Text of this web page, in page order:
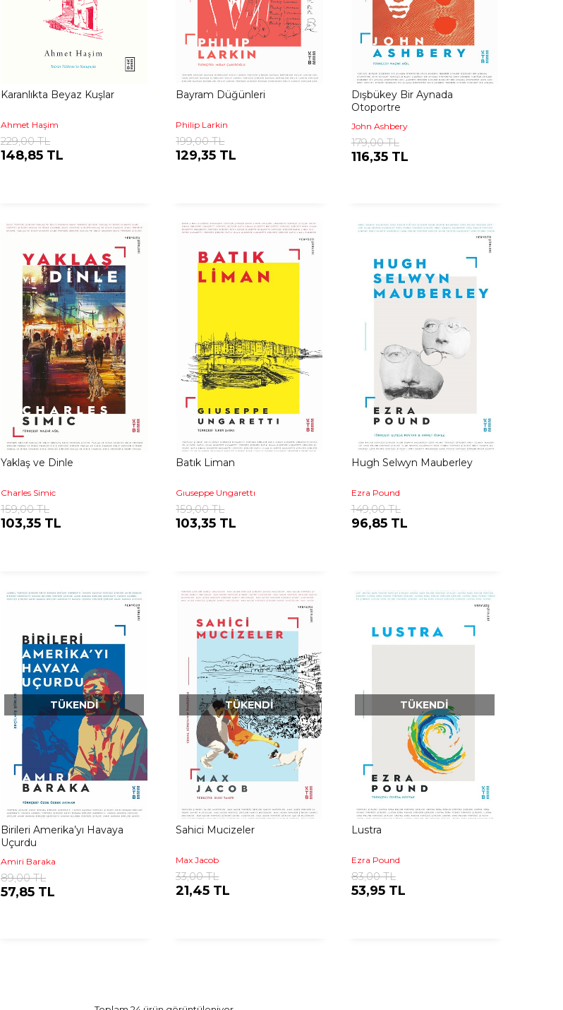
Karanlıkta Beyaz Kuşlar
Ahmet Haşim
229,00 TL
148,85 TL
Bayram Düğünleri
Philip Larkin
199,00 TL
129,35 TL
Dışbükey Bir Aynada
Otoportre
John Ashbery
179,00 TL
116,35 TL
Yaklaş ve Dinle
Charles Simic
159,00 TL
103,35 TL
Batık Liman
Gıuseppe Ungarettı
159,00 TL
103,35 TL
Hugh Selwyn Mauberley
Ezra Pound
149,00 TL
96,85 TL
TÜKENDI
Birileri Amerika’yı Havaya
Uçurdu
Amiri Baraka
89,00 TL
57,85 TL
TÜKENDI
Sahici Mucizeler
Max Jacob
33,00 TL
21,45 TL
TÜKENDI
Lustra
Ezra Pound
83,00 TL
53,95 TL